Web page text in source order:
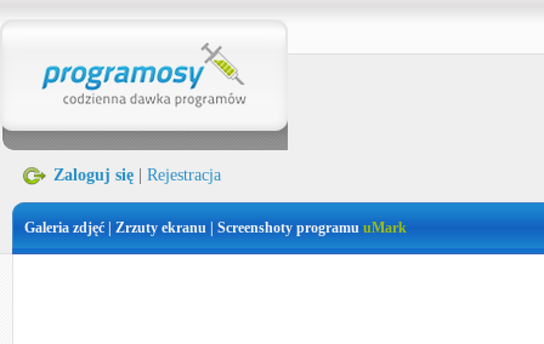
Zaloguj się Rejestracja
Galeria zdjęć | Zrzuty ekranu | Screenshoty programu uMark